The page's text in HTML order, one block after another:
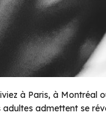
à Paris, à Montréal
admettent se